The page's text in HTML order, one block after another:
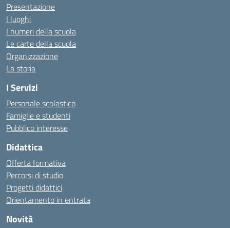
Presentazione
I luoghi
I numeri della scuola
Le carte della scuola
Organizzazione
La storia
I Servizi
Personale scolastico
Famiglie e studenti
Pubblico interesse
Didattica
Offerta formativa
Percorsi di studio
Progetti didattici
Orientamento in entrata
Novità